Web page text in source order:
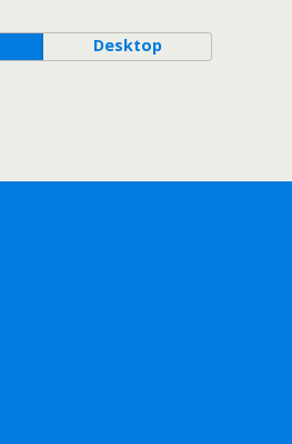
Desktop